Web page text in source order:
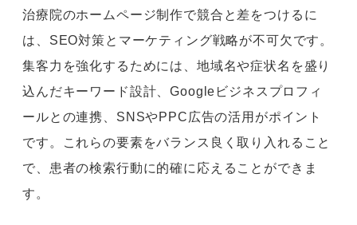
治療院のホームページ制作で競合と差をつけるに
は、SEO対策とマーケティング戦略が不可欠です。
集客力を強化するためには、地域名や症状名を盛り
込んだキーワード設計、Googleビジネスプロフィ
ールとの連携、SNSやPPC広告の活用がポイント
です。これらの要素をバランス良く取り入れること
で、患者の検索行動に的確に応えることができま
す。